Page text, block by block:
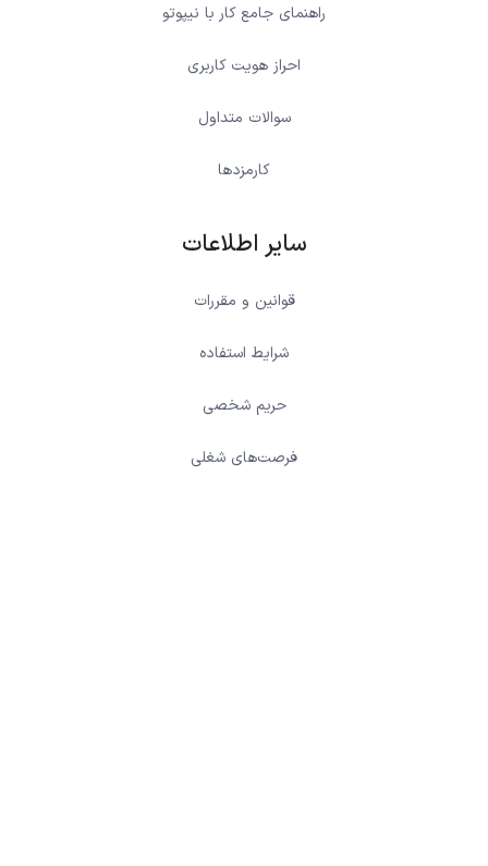
راهنمای جامع کار با نیپوتو
احراز هویت کاربری
سوالات متداول
کارمزدها
سایر اطلاعات
قوانین و مقررات
شرایط استفاده
حریم شخصی
فرصت‌های شغلی